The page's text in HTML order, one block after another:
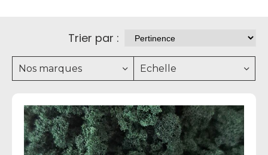
Trier par :
Nos marques Echelle